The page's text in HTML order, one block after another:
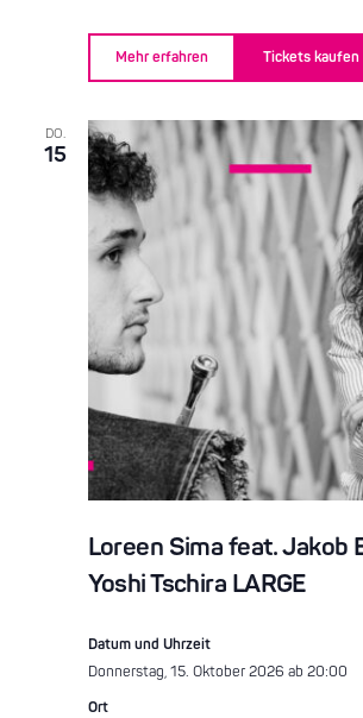
Mehr erfahren Tickets kaufen
DO.
15
Loreen Sima feat. Jakob
Yoshi Tschira LARGE
Datum und Uhrzeit
Donnerstag, 15. Oktober 2026 ab 20:00
Ort